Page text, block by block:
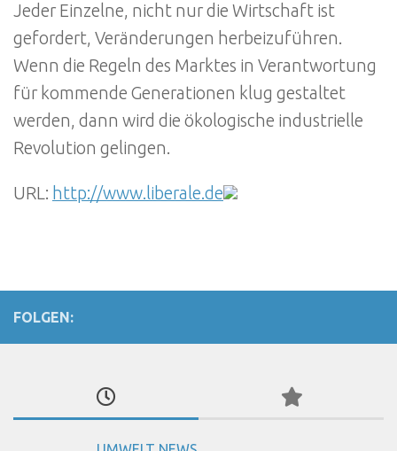
Jeder Einzelne, nicht nur die Wirtschaft ist
gefordert, Veränderungen herbeizuführen.
Wenn die Regeln des Marktes in Verantwortung
für kommende Generationen klug gestaltet
werden, dann wird die ökologische industrielle
Revolution gelingen.
URL: http://www.liberale.de
FOLGEN: